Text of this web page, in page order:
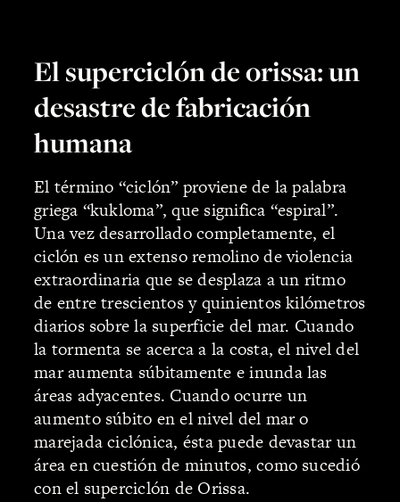
El superciclón de orissa: un
desastre de fabricación
humana
El término “ciclón” proviene de la palabra
griega “kukloma”, que significa “espiral”.
Una vez desarrollado completamente, el
ciclón es un extenso remolino de violencia
extraordinaria que se desplaza a un ritmo
de entre trescientos y quinientos kilómetros
diarios sobre la superficie del mar. Cuando
la tormenta se acerca a la costa, el nivel del
mar aumenta súbitamente e inunda las
áreas adyacentes. Cuando ocurre un
aumento súbito en el nivel del mar o
marejada ciclónica, ésta puede devastar un
área en cuestión de minutos, como sucedió
con el superciclón de Orissa.